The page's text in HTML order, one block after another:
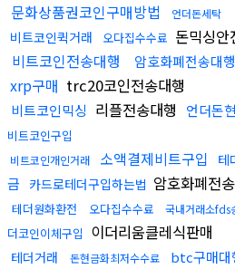
문화상품권코인구매방법
언더돈세탁
비트코인퀵거래 오다집수수료 돈믹싱안
비트코인전송대행
암호화폐전송대행
xrp구매 trc20코인전송대행
비트코인믹싱 리플전송대행 언더돈
비트코인구입
비트코인개인거래 소액결제비트구입 테
금 카드로테더구입하는법 암호화폐전
테더원화환전 오다집수수료 국내거래소fds
더코인이체구입 이더리움클레식판매
테더거래 돈현금화최저수수료 btc구매대